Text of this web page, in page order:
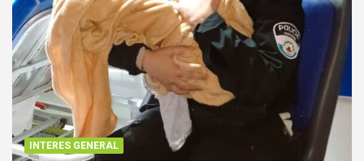
INTERES GENERAL